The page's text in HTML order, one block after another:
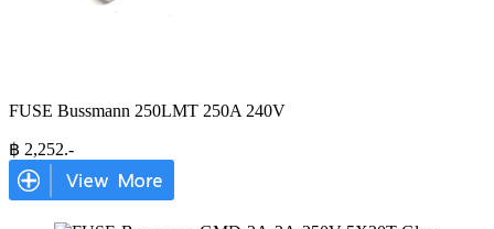
FUSE Bussmann 250LMT 250A 240V
฿ 2,252.-